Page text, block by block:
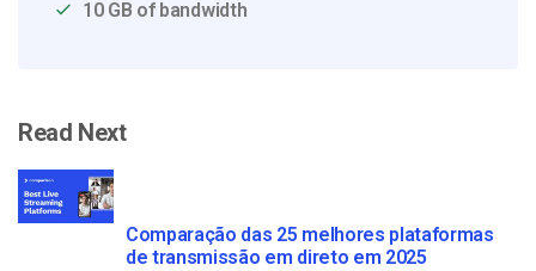
10 GB of bandwidth
Read Next
Comparação das 25 melhores plataformas
de transmissão em direto em 2025